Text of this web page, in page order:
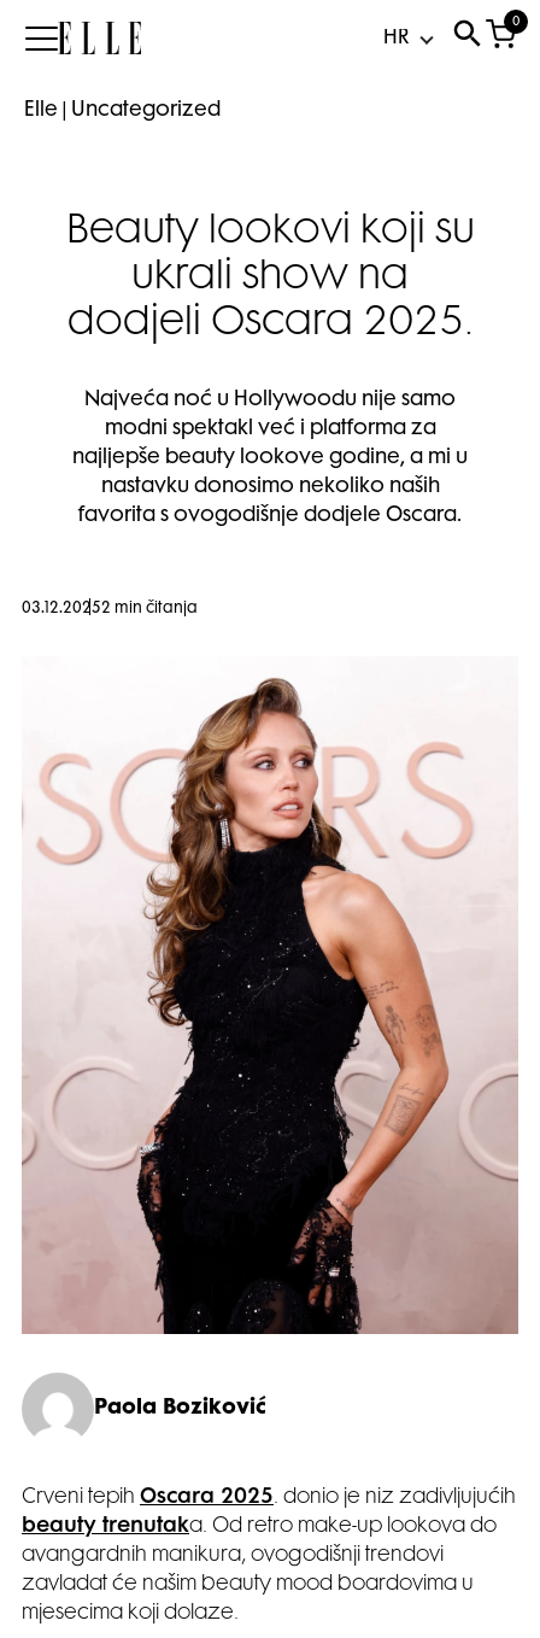
Elle
0
Elle Uncategorized
Beauty lookovi koji su
ukrali show na
dodjeli Oscara 2025.
Najveća noć u Hollywoodu nije samo
modni spektakl već i platforma za
najljepše beauty lookove godine, a mi u
nastavku donosimo nekoliko naših
favorita s ovogodišnje dodjele Oscara.
03.12.20252 min čitanja
Paola Boziković
Crveni tepih Oscara 2025. donio je niz zadivljujućih
beauty trenutaka. Od retro make-up lookova do
avangardnih manikura, ovogodišnji trendovi
zavladat će našim beauty mood boardovima u
mjesecima koji dolaze.